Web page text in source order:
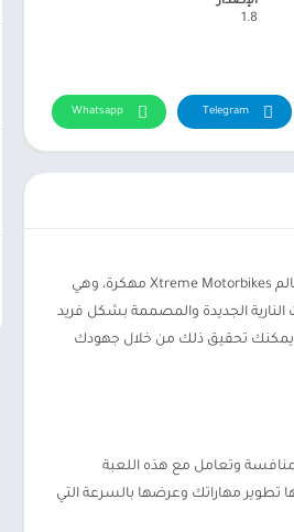
1.8
Telegram
Whatsapp
هل تعتقد أن عالم معارض السيارات مخصص للمحترفين المتمرسين؟ فكر مرة أخرى. أدخل عالم Xtreme Motorbikes مهكرة، وهي
الجديدة والمصممة بشكل فريد
يمكنك تحقيق ذلك من خلال جهودك
وتعامل مع هذه اللعبة
تطوير مهاراتك وعرضها بالسرعة التي